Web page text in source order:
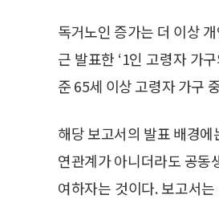
독거노인 증가는 더 이상
근 발표한 ‘1인 고령자 가
준 65세 이상 고령자 가구
해당 보고서의 발표 배경
연관계가 아니더라도 공동
여하자는 것이다. 보고서